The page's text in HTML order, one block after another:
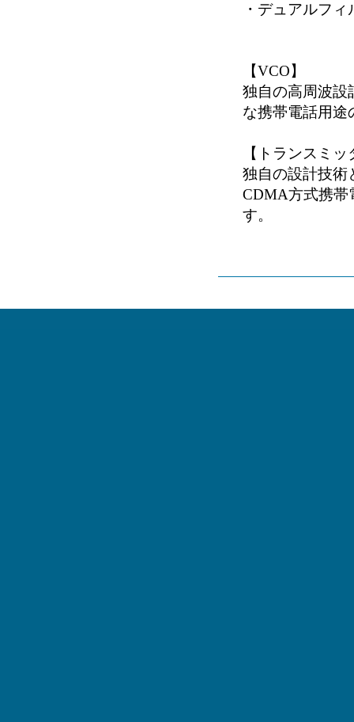
・デュアルフ
【VCO】
独自の高周波設
な携帯電話用途
【トランスミ
独自の設計技術
CDMA方式携帯
す。